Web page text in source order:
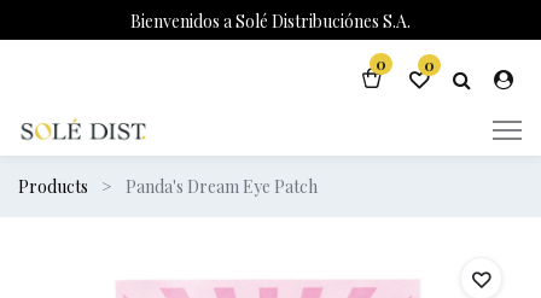
Bienvenidos a Solé Distribuciónes S.A.
0 0
Products Panda's Dream Eye Patch